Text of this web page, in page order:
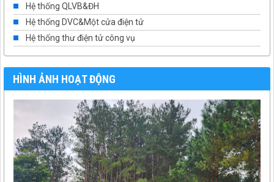
Hệ thống QLVB&ĐH
Hệ thống DVC&Một cửa điện tử
Hệ thống thư điện tử công vụ
HÌNH ẢNH HOẠT ĐỘNG